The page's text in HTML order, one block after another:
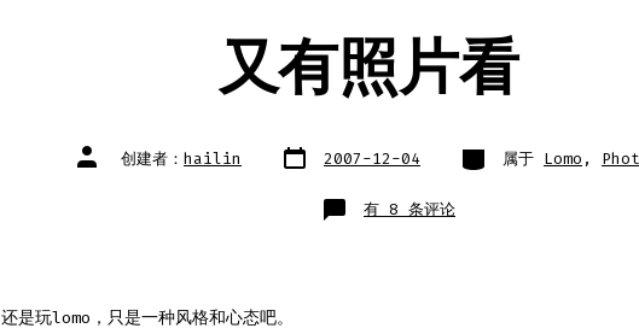
又有照片看
文
章 创建者： hailin 文
章 2007-12-04 类
别 属于 Lomo ,
又
有
有 8 条评论
还是玩lomo，只是一种风格和心态吧。